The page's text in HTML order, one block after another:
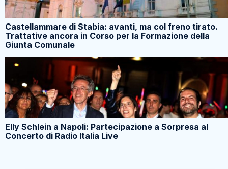
Castellammare di Stabia: avanti, ma col freno tirato.
Trattative ancora in Corso per la Formazione della
Giunta Comunale
Elly Schlein a Napoli: Partecipazione a Sorpresa al
Concerto di Radio Italia Live